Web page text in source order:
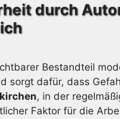
durch
Bestandteil
sorgt dafür, dass
, in der
Faktor für die